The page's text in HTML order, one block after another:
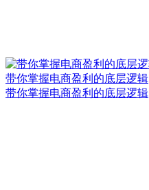
带你掌握电商盈利的底层逻辑
带你掌握电商盈利的底层逻辑